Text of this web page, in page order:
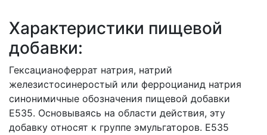
Характеристики пищевой
добавки:
Гексацианоферрат натрия, натрий
железистосинеростый или ферроцианид натрия
синонимичные обозначения пищевой добавки
Е535. Основываясь на области действия, эту
добавку относят к группе эмульгаторов. Е535